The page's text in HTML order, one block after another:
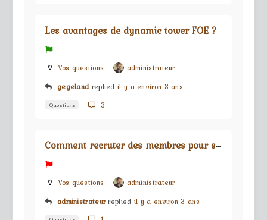
Les avantages de dynamic tower FOE ?
Vos questions
administrateur
gegeland repliedil y a environ 3 ans
Questions 3
C
omment recruter des membres pour sa guilde ?
Vos questions
administrateur
administrateur replied il y a environ 3 ans